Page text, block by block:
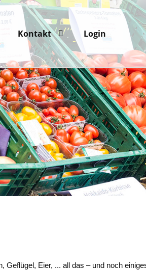
Kontakt Login
Eier, ... all das – und noch